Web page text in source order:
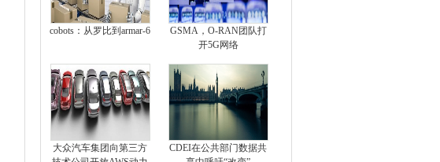
cobots：从罗比到armar-6
GSMA，O-RAN团队打
开5G网络
大众汽车集团向第三方
CDEI在公共部门数据共